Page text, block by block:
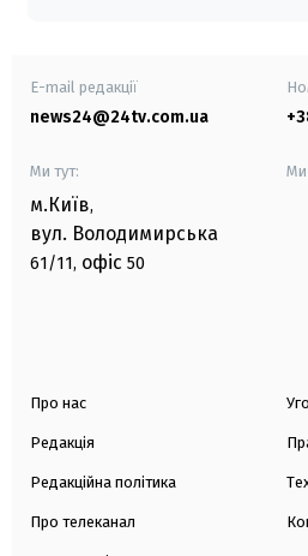
E-mail редакції
news24@24tv.com.ua
Ми тут:
м.Київ,
вул. Володимирська
61/11, офіс 50
Ми
Про нас
Редакція
Редакційна політика
Про телеканал